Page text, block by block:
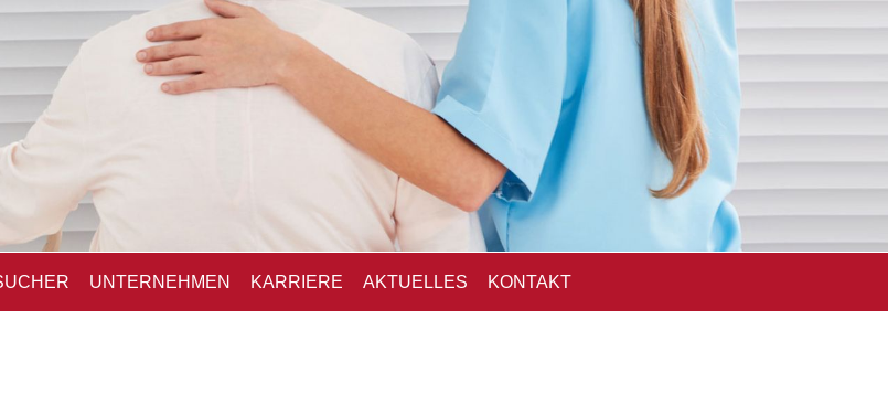
UNTERNEHMEN KARRIERE AKTUELLES KONTAKT